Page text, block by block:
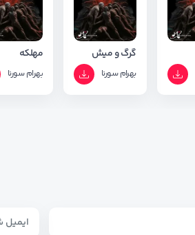
گرگ و میش
بهرام سورنا
مهلکه
بهرامسورنا